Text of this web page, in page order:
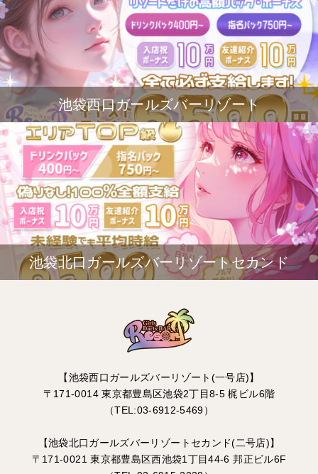
池袋西口ガールズバーリゾート
池袋北口ガールズバーリゾートセカンド
【池袋西口ガールズバーリゾート(一号店)】
〒171-0014 東京都豊島区池袋2丁目8-5 梶ビル6階
（TEL:03-6912-5469）
【池袋北口ガールズバーリゾートセカンド(二号店)】
〒171-0021 東京都豊島区西池袋1丁目44-6 邦正ビル6F